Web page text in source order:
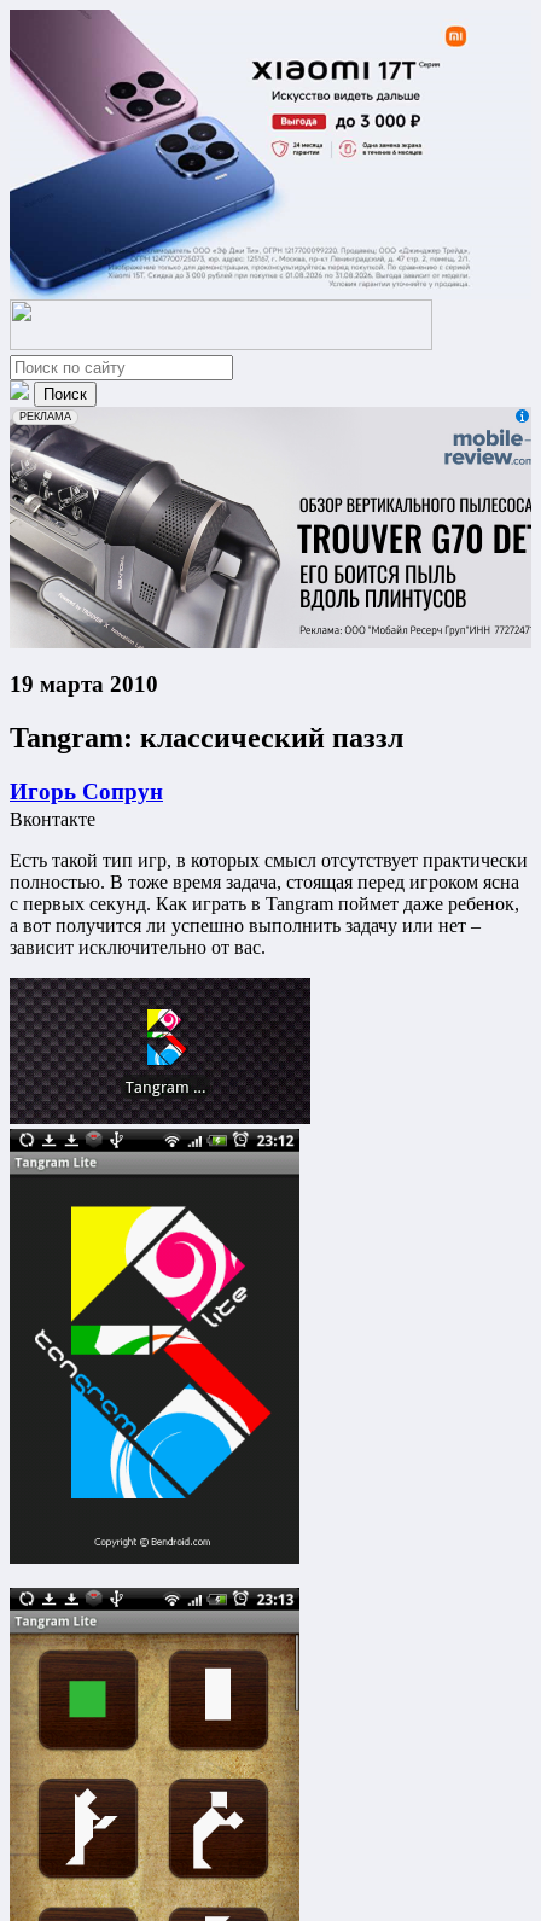
erid: 2VfnxxmNzs5
РЕКЛАМА
19 марта 2010
Tangram: классический паззл
Игорь Сопрун
Вконтакте
Есть такой тип игр, в которых смысл отсутствует практически
полностью. В тоже время задача, стоящая перед игроком ясна
с первых секунд. Как играть в Tangram поймет даже ребенок,
а вот получится ли успешно выполнить задачу или нет –
зависит исключительно от вас.